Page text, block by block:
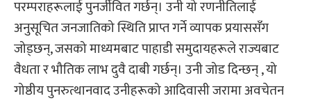
परम्पराहरूलाई पुनर्जीवित गर्छन्। उनी यो रणनीतिलाई
अनुसूचित जनजातिको स्थिति प्राप्त गर्ने व्यापक प्रयाससँग
जोड्छन्, जसको माध्यमबाट पाहाडी समुदायहरूले राज्यबाट
वैधता र भौतिक लाभ दुवै दाबी गर्छन्। उनी जोड दिन्छन् , यो
गोष्ठीय पुनरुत्थानवाद उनीहरूको आदिवासी जरामा अवचेतन